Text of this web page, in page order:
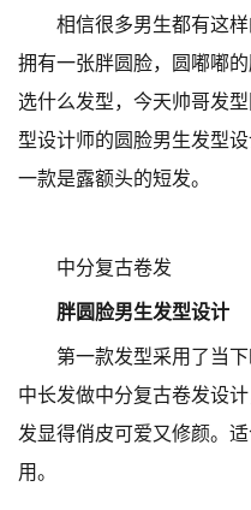
相信很多男生都有这
拥有一张胖圆脸，圆嘟嘟
选什么发型，今天帅哥发
型设计师的圆脸男生发型
一款是露额头的短发。
中分复古卷发
胖圆脸男生发型设计
第一款发型采用了当
中长发做中分复古卷发设
发显得俏皮可爱又修颜。
用。